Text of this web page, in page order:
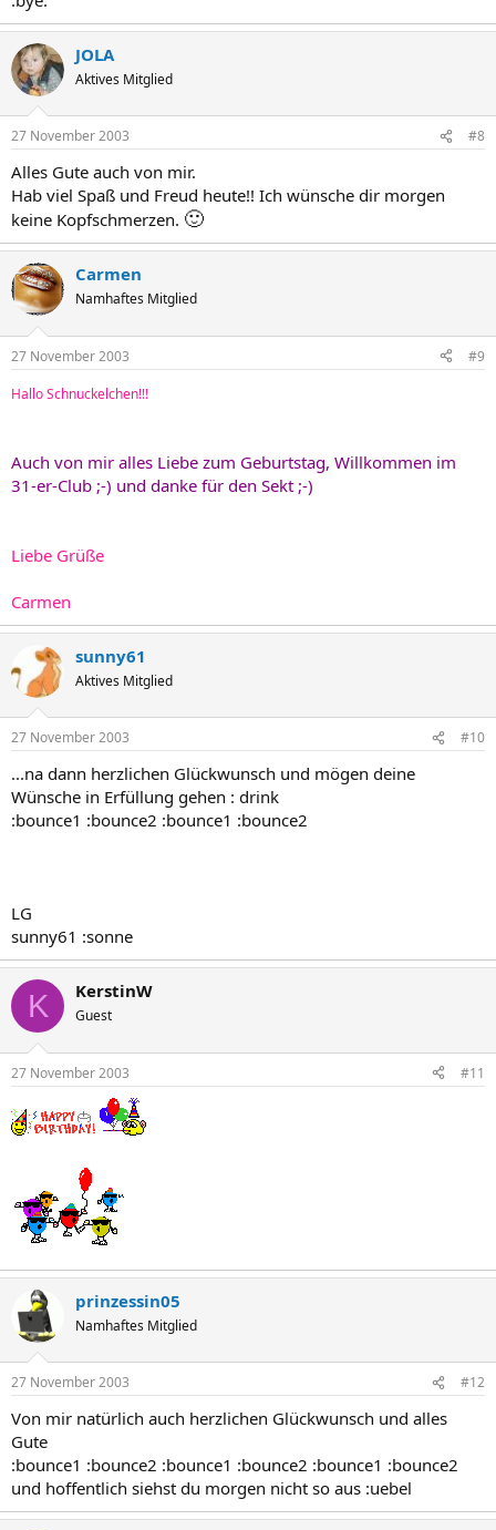
JOLA
Aktives Mitglied
27 November 2003 #8
Alles Gute auch von mir.
Hab viel Spaß und Freud heute!! Ich wünsche dir morgen
keine Kopfschmerzen. 🙂
Carmen
Namhaftes Mitglied
27 November 2003
#9
Hallo Schnuckelchen!!!
Auch von mir alles Liebe zum Geburtstag, Willkommen im
31-er-Club ;-) und danke für den Sekt ;-)
Liebe Grüße
Carmen
sunny61
Aktives Mitglied
27 November 2003 #10
...na dann herzlichen Glückwunsch und mögen deine
Wünsche in Erfüllung gehen : drink
:bounce1 :bounce2 :bounce1 :bounce2
LG
sunny61 :sonne
K KerstinW
Guest
27 November 2003 #11
prinzessin05
Namhaftes Mitglied
27 November 2003 #12
Von mir natürlich auch herzlichen Glückwunsch und alles
Gute
:bounce1 :bounce2 :bounce1 :bounce2 :bounce1 :bounce2
und hoffentlich siehst du morgen nicht so aus :uebel